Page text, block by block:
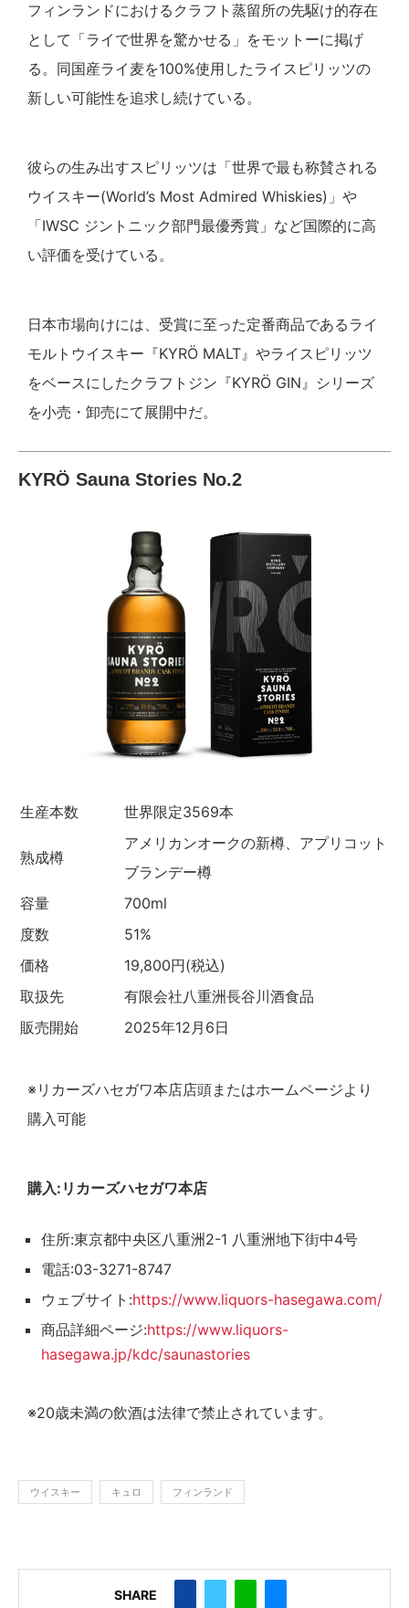
フィンランドにおけるクラフト蒸留所の先駆け的存在
として「ライで世界を驚かせる」をモットーに掲げ
る。同国産ライ麦を100%使用したライスピリッツの
新しい可能性を追求し続けている。
彼らの生み出すスピリッツは「世界で最も称賛される
ウイスキー(World’s Most Admired Whiskies)」や
「IWSC ジントニック部門最優秀賞」など国際的に高
い評価を受けている。
日本市場向けには、受賞に至った定番商品であるライ
モルトウイスキー『KYRÖ MALT』やライスピリッツ
をベースにしたクラフトジン『KYRÖ GIN』シリーズ
を小売・卸売にて展開中だ。
KYRÖ Sauna Stories No.2
生産本数 世界限定3569本
熟成樽
アメリカンオークの新樽、アプリコット
ブランデー樽
容量
700ml
度数
51%
価格
19,800円(税込)
取扱先
有限会社八重洲長谷川酒食品
販売開始
2025年12月6日
※リカーズハセガワ本店店頭またはホームページより
購入可能
購入:リカーズハセガワ本店
住所:東京都中央区八重洲2-1 八重洲地下街中4号
電話:03-3271-8747
ウェブサイト:https://www.liquors-hasegawa.com/
商品詳細ページ:https://www.liquors-
hasegawa.jp/kdc/saunastories
※20歳未満の飲酒は法律で禁止されています。
ウイスキー キュロ フィンランド
SHARE